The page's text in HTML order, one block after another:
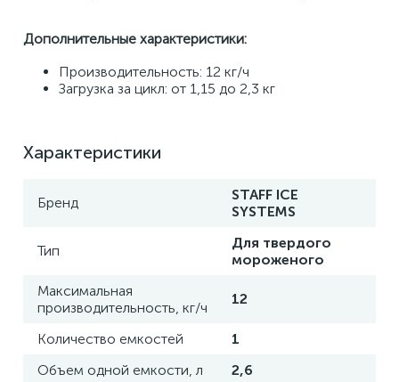
Дополнительные характеристики:
Производительность: 12 кг/ч
Загрузка за цикл: от 1,15 до 2,3 кг
Характеристики
Бренд
STAFF ICE
SYSTEMS
Тип
Для твердого
мороженого
Максимальная
производительность, кг/ч
12
Количество емкостей
1
Объем одной емкости, л
2,6